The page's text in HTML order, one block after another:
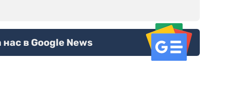
в Google News